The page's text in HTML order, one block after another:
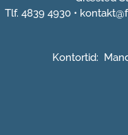
•
Kontortid: